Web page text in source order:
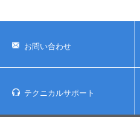
お問い合わせ
テクニカルサポート